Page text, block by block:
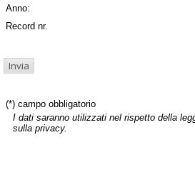
Anno:
Record nr.
(*) campo obbligatorio
I dati saranno utilizzati nel rispetto della
sulla privacy.